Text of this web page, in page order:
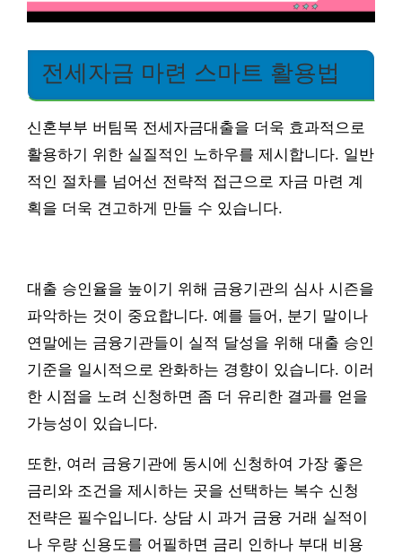
전세자금 마련 스마트 활용법
신혼부부 버팀목 전세자금대출을 더욱 효과적으로
활용하기 위한 실질적인 노하우를 제시합니다. 일반
적인 절차를 넘어선 전략적 접근으로 자금 마련 계
획을 더욱 견고하게 만들 수 있습니다.
대출 승인율을 높이기 위해 금융기관의 심사 시즌을
파악하는 것이 중요합니다. 예를 들어, 분기 말이나
연말에는 금융기관들이 실적 달성을 위해 대출 승인
기준을 일시적으로 완화하는 경향이 있습니다. 이러
한 시점을 노려 신청하면 좀 더 유리한 결과를 얻을
가능성이 있습니다.
또한, 여러 금융기관에 동시에 신청하여 가장 좋은
금리와 조건을 제시하는 곳을 선택하는 복수 신청
전략은 필수입니다. 상담 시 과거 금융 거래 실적이
나 우량 신용도를 어필하면 금리 인하나 부대 비용